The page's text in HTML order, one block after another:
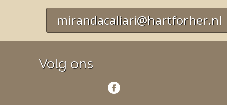
mirandacaliari@hartforher.nl
Volg ons